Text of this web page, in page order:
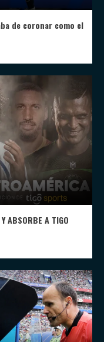
de coronar como el
ABSORBE A TIGO